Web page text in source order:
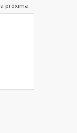
próxima